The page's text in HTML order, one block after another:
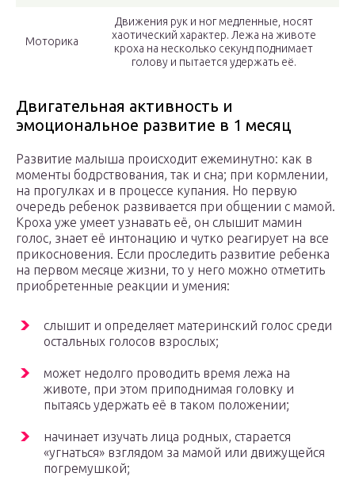
Моторика
Движения рук и ног медленные, носят
хаотический характер. Лежа на животе
кроха на несколько секунд поднимает
голову и пытается удержать её.
Двигательная активность и
эмоциональное развитие в 1 месяц
Развитие малыша происходит ежеминутно: как в
моменты бодрствования, так и сна; при кормлении,
на прогулках и в процессе купания. Но первую
очередь ребенок развивается при общении с мамой.
Кроха уже умеет узнавать её, он слышит мамин
голос, знает её интонацию и чутко реагирует на все
прикосновения. Если проследить развитие ребенка
на первом месяце жизни, то у него можно отметить
приобретенные реакции и умения:
слышит и определяет материнский голос среди
остальных голосов взрослых;
может недолго проводить время лежа на
животе, при этом приподнимая головку и
пытаясь удержать её в таком положении;
начинает изучать лица родных, старается
«угнаться» взглядом за мамой или движущейся
погремушкой;